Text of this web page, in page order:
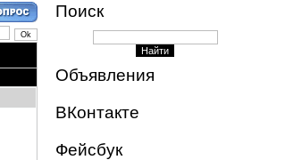
Поиск
Объявления
ВКонтакте
Фейсбук